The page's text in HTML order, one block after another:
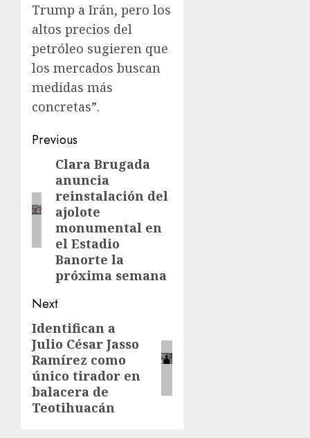
Trump a Irán, pero los
altos precios del
petróleo sugieren que
los mercados buscan
medidas más
concretas”.
Previous
Clara Brugada
anuncia
reinstalación del
ajolote
monumental en
el Estadio
Banorte la
próxima semana
Next
Identifican a
Julio César Jasso
Ramírez como
único tirador en
balacera de
Teotihuacán